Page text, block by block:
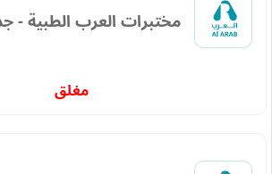
مختبرات العرب الطبية - جدة
مغلق